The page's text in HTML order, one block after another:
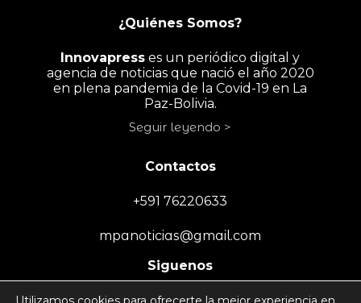
¿Quiénes Somos?
Innovapress es un periódico digital y
agencia de noticias que nació el año 2020
en plena pandemia de la Covid-19 en La
Paz-Bolivia.
Seguir leyendo >
Contactos
+591 76220633
mpanoticias@gmail.com
Siguenos